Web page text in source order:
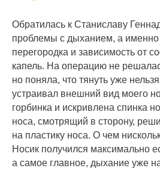
Обратилась к Станиславу
проблемы с дыханием, а именно
перегородка и зависимость от
капель. На операцию не
но поняла, что тянуть уже
устраивал внешний вид моего
горбинка и искривлена спинка
носа, смотрящий в сторону,
на пластику носа​. О чем
Носик получился максимально
а самое главное, дыхание уже